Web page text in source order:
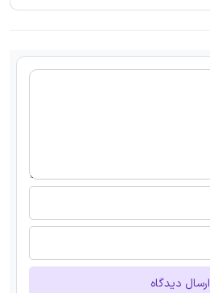
ارسال دیدگاه